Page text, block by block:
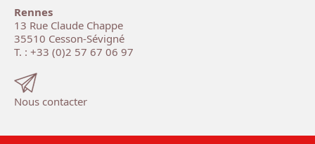
Rennes
13 Rue Claude Chappe
35510 Cesson-Sévigné
T. : +33 (0)2 57 67 06 97
Nous contacter